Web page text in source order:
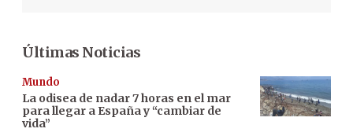
Últimas Noticias
Mundo
La odisea de nadar 7 horas en el mar
para llegar a España y “cambiar de
vida”